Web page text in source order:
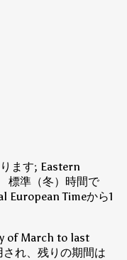
ます; Eastern
標準（冬）時間で
European Timeから1
of March to last
され、残りの期間は